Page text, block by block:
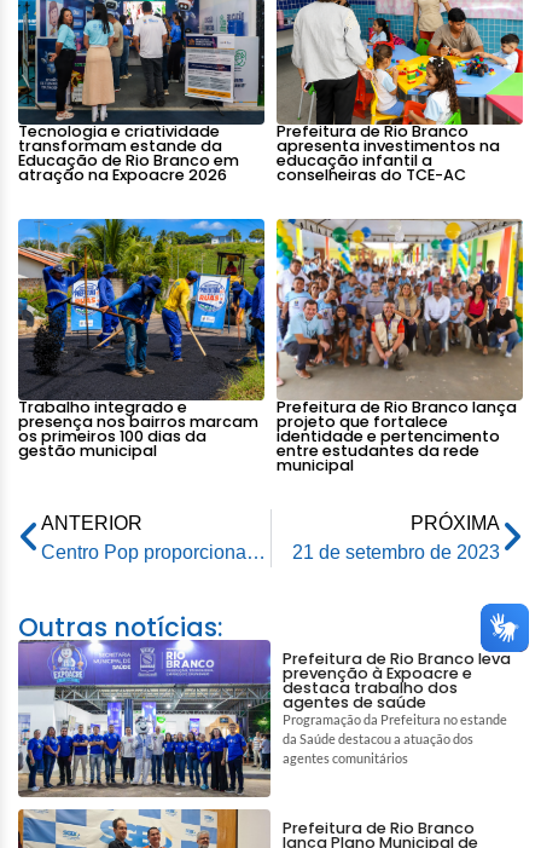
Tecnologia e criatividade
transformam estande da
Educação de Rio Branco em
atração na Expoacre 2026
Prefeitura de Rio Branco
apresenta investimentos na
educação infantil a
conselheiras do TCE-AC
Trabalho integrado e
presença nos bairros marcam
os primeiros 100 dias da
gestão municipal
Prefeitura de Rio Branco lança
projeto que fortalece
identidade e pertencimento
entre estudantes da rede
municipal
ANTERIOR
Centro Pop proporciona um dia de serviços a pessoas em situação de rua
PRÓXIMA
21 de setembro de 2023
Outras notícias:
Prefeitura de Rio Branco leva
prevenção à Expoacre e
destaca trabalho dos
agentes de saúde
Programação da Prefeitura no estande
da Saúde destacou a atuação dos
agentes comunitários
Prefeitura de Rio Branco
lança Plano Municipal de